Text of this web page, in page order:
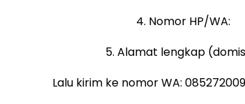
4. Nomor HP/WA:
5. Alamat lengkap
Lalu kirim ke nomor WA: